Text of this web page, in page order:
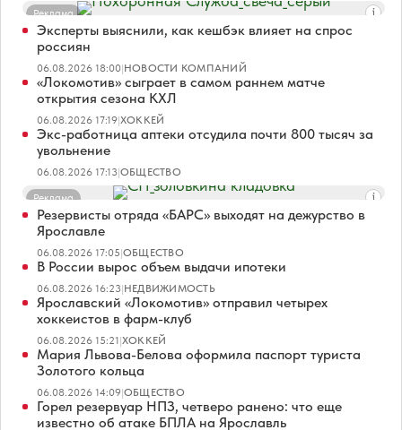
Реклама
Эксперты выяснили, как кешбэк влияет на спрос
россиян
06.08.2026 18:00|НОВОСТИ КОМПАНИЙ
«Локомотив» сыграет в самом раннем матче
открытия сезона КХЛ
06.08.2026 17:19|ХОККЕЙ
Экс-работница аптеки отсудила почти 800 тысяч за
увольнение
06.08.2026 17:13|ОБЩЕСТВО
Реклама
Резервисты отряда «БАРС» выходят на дежурство в
Ярославле
06.08.2026 17:05|ОБЩЕСТВО
В России вырос объем выдачи ипотеки
06.08.2026 16:23|НЕДВИЖИМОСТЬ
Ярославский «Локомотив» отправил четырех
хоккеистов в фарм-клуб
06.08.2026 15:21|ХОККЕЙ
Мария Львова-Белова оформила паспорт туриста
Золотого кольца
06.08.2026 14:09|ОБЩЕСТВО
Горел резервуар НПЗ, четверо ранено: что еще
известно об атаке БПЛА на Ярославль